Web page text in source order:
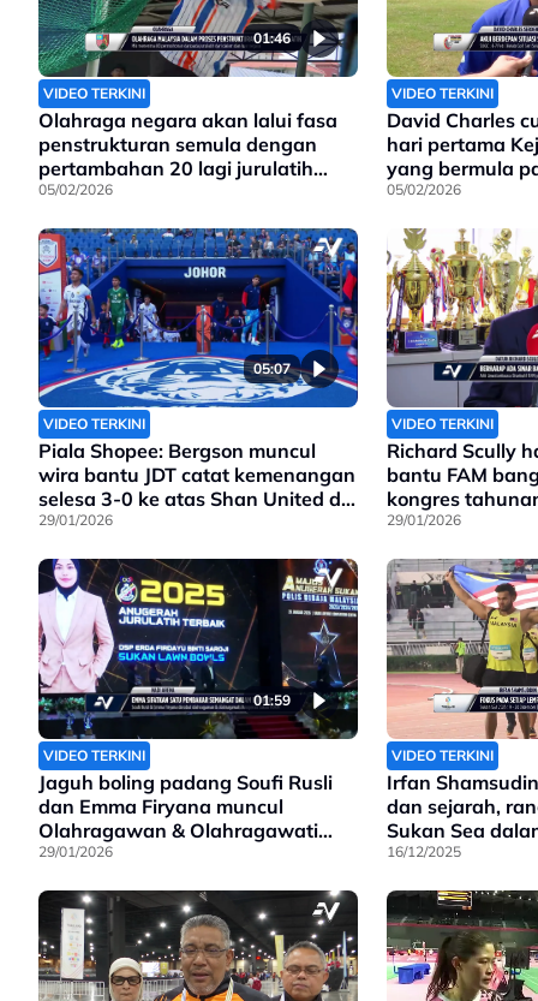
01:46
VIDEO TERKINI
Olahraga negara akan lalui fasa
penstrukturan semula dengan
pertambahan 20 lagi jurulatih
berkualiti
05/02/2026
VIDEO TERKINI
David Charles
hari pertama
yang bermula
05/02/2026
05:07
VIDEO TERKINI
Piala Shopee: Bergson muncul
wira bantu JDT catat kemenangan
selesa 3-0 ke atas Shan United di
SSI
29/01/2026
VIDEO TERKINI
Richard Scully harap AFC mampu
bantu FAM
kongres
29/01/2026
01:59
VIDEO TERKINI
Jaguh boling padang Soufi Rusli
dan Emma Firyana muncul
Olahragawan & Olahragawati
PDRM 2025
29/01/2026
VIDEO TERKINI
Irfan
dan sejarah,
Sukan Sea
cakera
16/12/2025